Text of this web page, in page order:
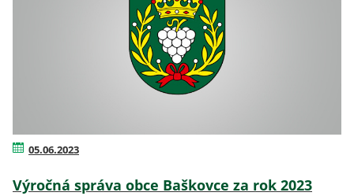
05.06.2023
Výročná správa obce Baškovce za rok 2023